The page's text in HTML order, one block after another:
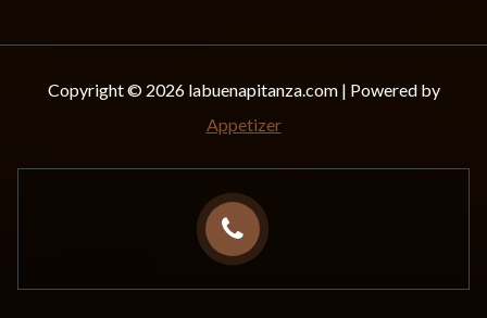
Copyright © 2026 labuenapitanza.com | Powered by
Appetizer